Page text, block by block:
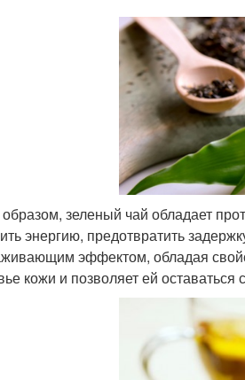
зеленый чай обладает
энергию, предотвратить
эффектом, обладая
кожи и позволяет ей оставаться